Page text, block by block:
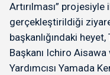
Artırılması”
gerçekleştirildiği
başkanlığındaki
Başkanı Ichiro
Yardımcısı Yamada